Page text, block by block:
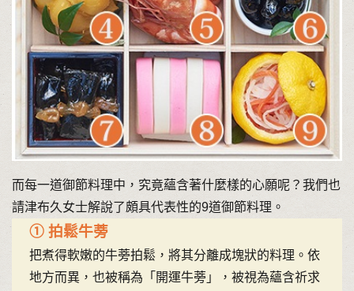
而每一道御節料理中，究竟蘊含著什麼樣的心願呢？我們也
請津布久女士解說了頗具代表性的9道御節料理。
① 拍鬆牛蒡
把煮得軟嫩的牛蒡拍鬆，將其分離成塊狀的料理。依
地方而異，也被稱為「開運牛蒡」，被視為蘊含祈求